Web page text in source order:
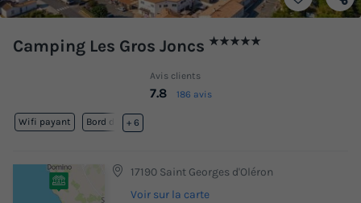
Camping Les Gros Joncs ★★★★★
Avis clients
7.8 186 avis
Wifi payant Bord de mer
+ 6
17190 Saint Georges d'Oléron
Voir sur la carte